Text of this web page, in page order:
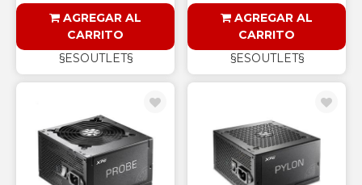
AGREGAR AL
CARRITO
§ESOUTLET§
AGREGAR AL
CARRITO
§ESOUTLET§